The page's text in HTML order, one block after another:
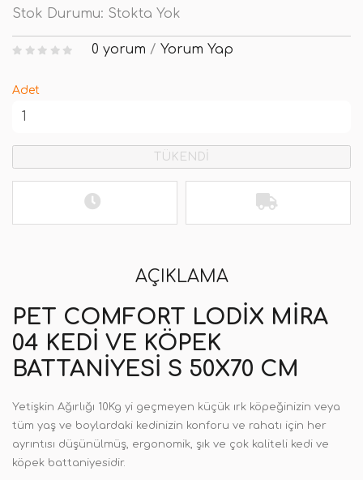
Stok Durumu: Stokta Yok
0 yorum / Yorum Yap
Adet
TÜKENDİ
AÇIKLAMA
PET COMFORT LODIX MIRA
04 KEDI VE KÖPEK
BATTANIYESI S 50X70 CM
Yetişkin Ağırlığı 10Kg yi geçmeyen küçük ırk köpeğinizin veya
tüm yaş ve boylardaki kedinizin konforu ve rahatı için her
ayrıntısı düşünülmüş, ergonomik, şık ve çok kaliteli kedi ve
köpek battaniyesidir.